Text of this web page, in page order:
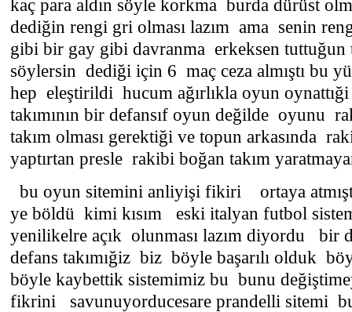
kaç para aldın söyle korkma burda dürüst
dediğin rengi gri olması lazım ama senin
gibi bir gay gibi davranma erkeksen tuttuğun
söylersin dediği için 6 maç ceza almıştı bu
hep eleştirildi hucum ağırlıkla oyun
takımının bir defansıf oyun değilde oyunu
takım olması gerektiği ve topun arkasında
yaptırtan presle rakibi boğan takım
bu oyun sitemini anliyişi fikiri ortaya
ye böldü kimi kısım eski italyan futbol
yenilikelre açık olunması lazım diyordu bir
defans takımığiz biz böyle başarılı olduk
böyle kaybettik sistemimiz bu bunu
fikrini savunuyorducesare prandelli sitemi